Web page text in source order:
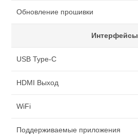
Обновление прошивки
Интерфейсы
USB Type-C
HDMI Выход
WiFi
Поддерживаемые приложения